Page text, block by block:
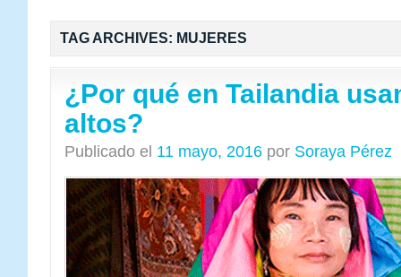
TAG ARCHIVES: MUJERES
¿Por qué en Tailandia
altos?
Publicado el 11 mayo, 2016 por Soraya Pérez